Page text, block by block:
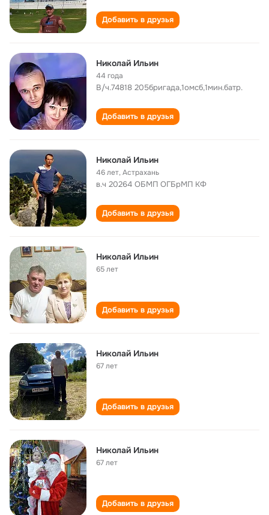
Добавить в друзья
Николай Ильин
44 года
В/ч.74818 205бригада,1омсб,1мин.батр.
Добавить в друзья
Николай Ильин
46 лет,Астрахань
в.ч 20264 ОБМП ОГБрМП КФ
Добавить в друзья
Николай Ильин
65 лет
Добавить в друзья
Николай Ильин
67 лет
Добавить в друзья
Николай Ильин
67 лет
Добавить в друзья